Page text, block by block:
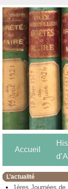
Accueil
L’actualité
1ères Journées de